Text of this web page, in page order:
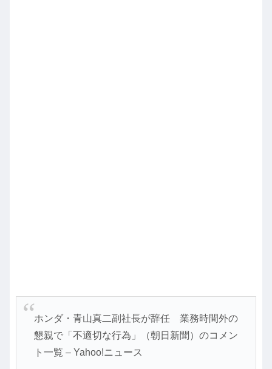
ホンダ・青山真二副社長が辞任 業務時間外の
懇親で「不適切な行為」（朝日新聞）のコメン
ト一覧 – Yahoo!ニュース